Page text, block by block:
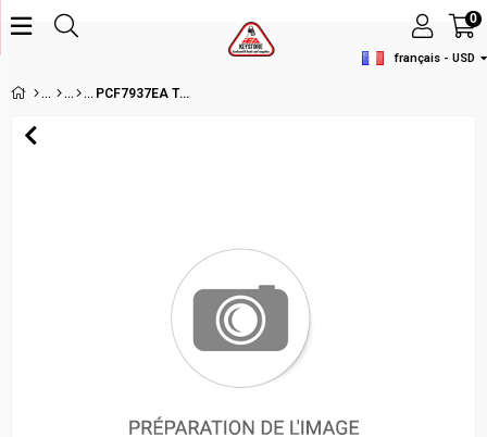
français - USD
0
PCF7937EA TRANSPONDER